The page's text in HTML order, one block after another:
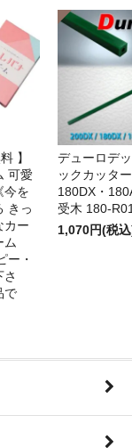
】
可愛
今を
きっ
カー
ム
ー・
で
デューロデ
ックカッタ
180DX・
受木 180-
1,070円(税